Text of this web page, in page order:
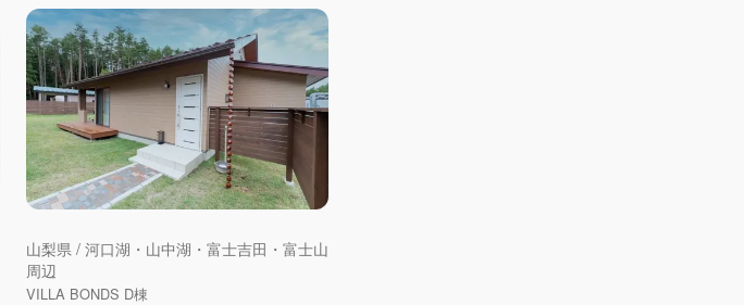
山梨県 / 河口湖・山中湖・富士吉田・富士山
周辺
VILLA BONDS D棟